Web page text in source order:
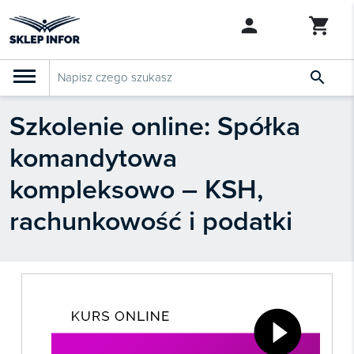
PRODUKTY
SZUKAJ PODOBNYCH PRODUKTÓW

Klasyfikacja budżetowa 2027
Szkolenia
Abonamenty
KSeF
Bestsellery
Szkolenie online: Spółka
komandytowa
kompleksowo – KSH,
rachunkowość i podatki